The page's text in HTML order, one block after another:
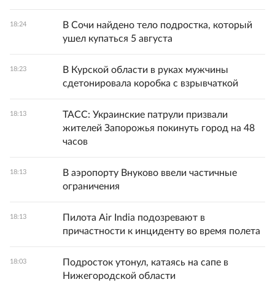
18:24
В Сочи найдено тело подростка, который
ушел купаться 5 августа
18:23
В Курской области в руках мужчины
сдетонировала коробка с взрывчаткой
18:13
ТАСС: Украинские патрули призвали
жителей Запорожья покинуть город на 48
часов
18:13
В аэропорту Внуково ввели частичные
ограничения
18:13
Пилота Air India подозревают в
причастности к инциденту во время полета
18:03
Подросток утонул, катаясь на сапе в
Нижегородской области